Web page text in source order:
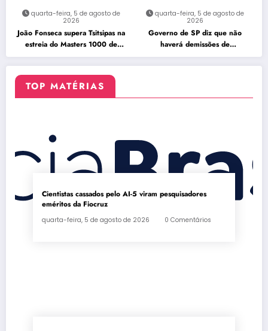
quarta-feira, 5 de agosto de
2026
João Fonseca supera Tsitsipas na
estreia do Masters 1000 de
Montreal
quarta-feira, 5 de agosto de
2026
Governo de SP diz que não
haverá demissões de
funcionários da CPTM
TOP MATÉRIAS
Cientistas cassados pelo AI-5 viram pesquisadores
eméritos da Fiocruz
quarta-feira, 5 de agosto de 2026 0 Comentários